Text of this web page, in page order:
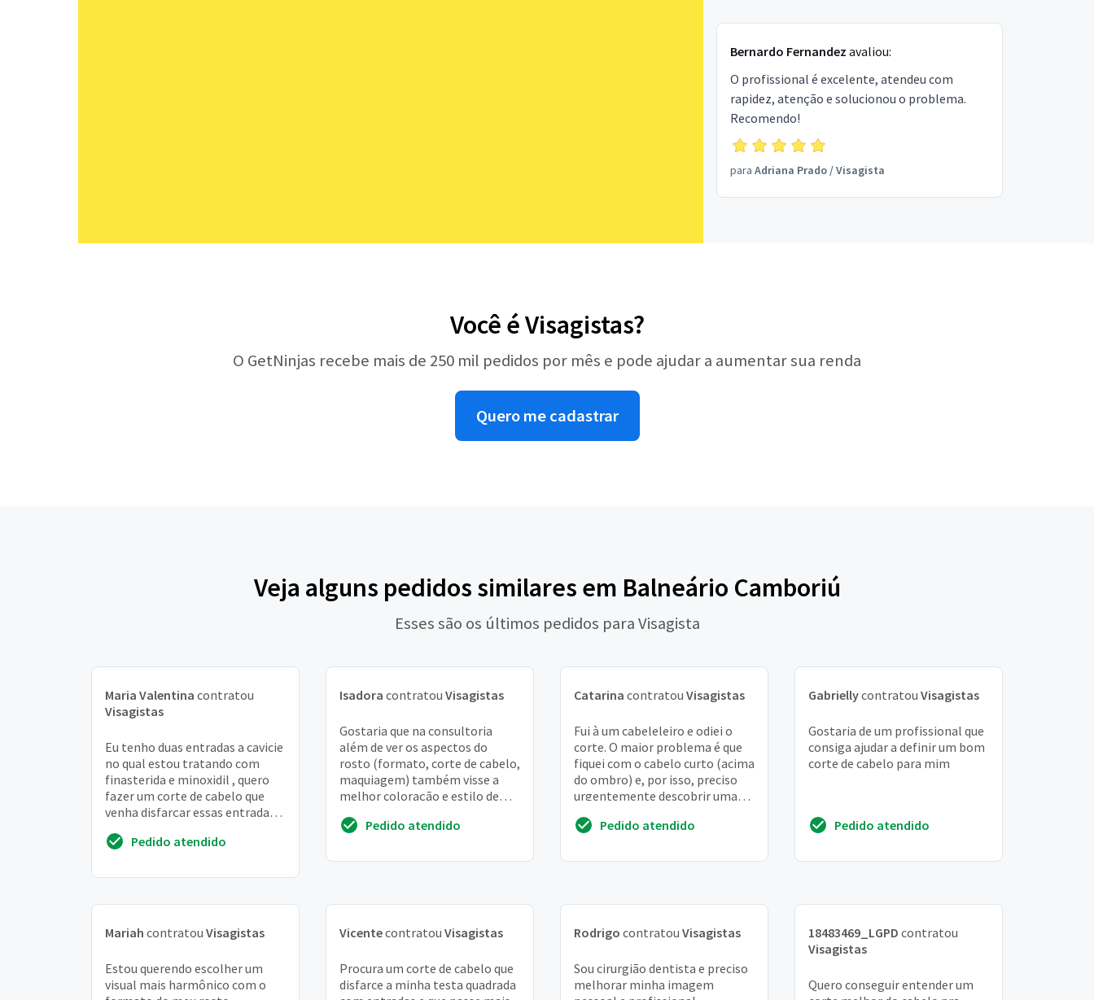
Bernardo Fernandez avaliou:
O profissional é excelente, atendeu com
rapidez, atenção e solucionou o problema.
Recomendo!
para Adriana Prado/Visagista
Você é Visagistas?
O GetNinjas recebe mais de 250 mil pedidos por mês e pode ajudar a aumentar sua renda
Quero me cadastrar
Veja alguns pedidos similares em Balneário Camboriú
Esses são os últimos pedidos para Visagista
Maria Valentina contratou
Visagistas
Eu tenho duas entradas a cavicie
no qual estou tratando com
finasterida e minoxidil , quero
fazer um corte de cabelo que
venha disfarçar essas entradas e
rejuvenescer e ...
Pedido atendido
Isadora contratou Visagistas
Gostaria que na consultoria
além de ver os aspectos do
rosto (formato, corte de cabelo,
maquiagem) também visse a
melhor coloração e estilo de
Pedido atendido
Catarina contratou Visagistas
Fui à um cabeleleiro e odiei o
corte. O maior problema é que
fiquei com o cabelo curto (acima
do ombro) e, por isso, preciso
urgentemente descobrir uma
com me...Pedido atendido
Gabriellycontratou Visagistas
Gostaria de um profissional que
consiga ajudar a definir um bom
corte de cabelo para mim
Pedido atendido
Mariah contratou Visagistas
Estou querendo escolher um
visual mais harmônico com o
Vicentecontratou Visagistas
Procura um corte de cabelo que
disfarce a minha testa quadrada
Rodrigo contratou Visagistas
Sou cirurgião dentista e preciso
melhorar minha imagem
18483469_LGPD contratou
Visagistas
Quero conseguir entender um